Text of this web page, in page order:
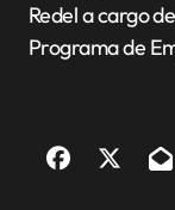
Redel a cargo
Programa de